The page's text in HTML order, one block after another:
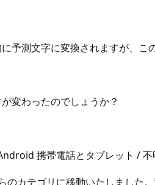
予測文字に変換されますが、こ
変わったのでしょうか？
携帯電話とタブレット / 不
カテゴリに移動いたしまし